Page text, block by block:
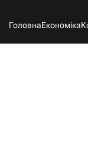
ГоловнаЕкономіка